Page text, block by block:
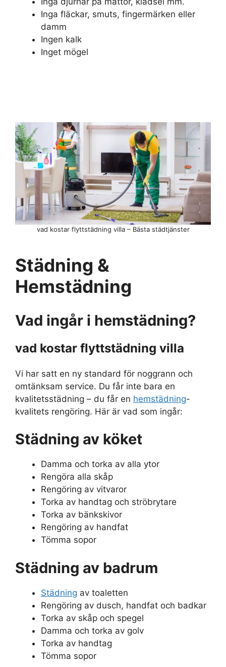
Inga fläckar, smuts, fingermärken eller
damm
Ingen kalk
Inget mögel
vad kostar flyttstädning villa – Bästa städtjänster
Städning &
Hemstädning
Vad ingår i hemstädning?
vad kostar flyttstädning villa
Vi har satt en ny standard för noggrann och
omtänksam service. Du får inte bara en
kvalitetsstädning – du får en hemstädning-
kvalitets rengöring. Här är vad som ingår:
Städning av köket
Damma och torka av alla ytor
Rengöra alla skåp
Rengöring av vitvaror
Torka av handtag och ströbrytare
Torka av bänkskivor
Rengöring av handfat
Tömma sopor
Städning av badrum
Städning av toaletten
Rengöring av dusch, handfat och badkar
Torka av skåp och spegel
Damma och torka av golv
Torka av handtag
Tömma sopor